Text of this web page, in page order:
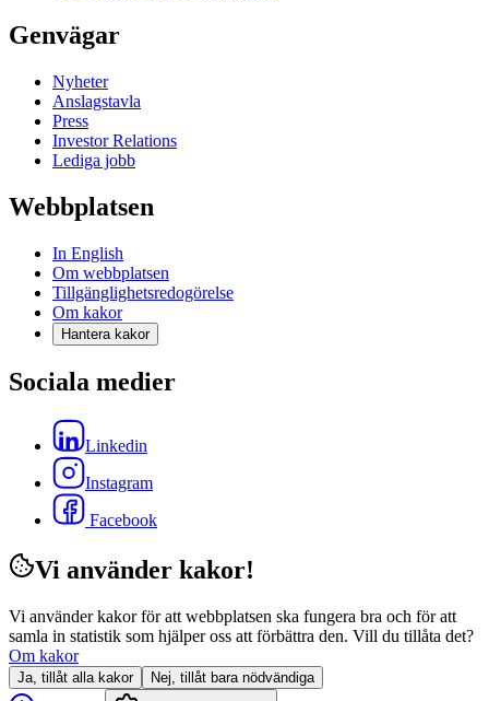
Genvägar
Nyheter
Anslagstavla
Press
Investor Relations
Lediga jobb
Webbplatsen
In English
Om webbplatsen
Tillgänglighetsredogörelse
Om kakor
Hantera kakor
Sociala medier
Linkedin
Instagram
Facebook
Vi använder kakor!
Vi använder kakor för att webbplatsen ska fungera bra och för att
samla in statistik som hjälper oss att förbättra den. Vill du tillåta det?
Om kakor
Ja, tillåt alla kakor Nej, tillåt bara nödvändiga